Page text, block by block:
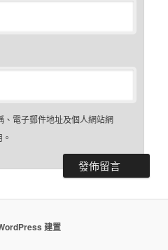
、電子郵件地址及個人網站網
建置